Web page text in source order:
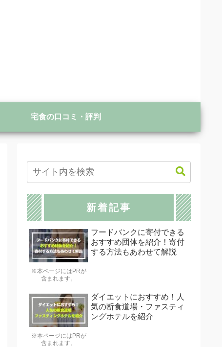
宅食の口コミ・評判
新着記事
※本ページにはPRが
含まれます。
フードバンクに寄付できる
おすすめ団体を紹介！寄付
する方法もあわせて解説
※本ページにはPRが
含まれます。
ダイエットにおすすめ！人
気の断食道場・ファスティ
ングホテルを紹介